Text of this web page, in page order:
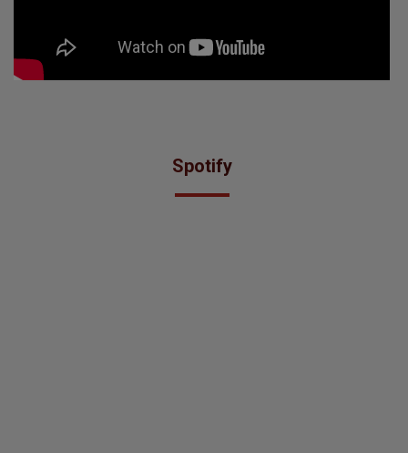
Spotify